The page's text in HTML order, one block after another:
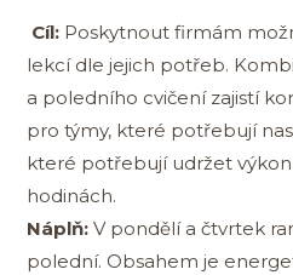
Cíl: Poskytnout firmám
lekcí dle jejich potřeb.
a poledního cvičení zajistí
pro týmy, které potřebují
které potřebují udržet
hodinách.
Náplň: V pondělí a čtvrtek
polední. Obsahem je